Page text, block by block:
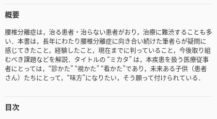
概要
腰椎分離症は，治る患者・治らない患者がおり，治療に難渋することも多
い．本書は，長年にわたり腰椎分離症に向き合い続けた筆者らが疑問に
感じてきたこと，経験したこと，現在までに判っていること，今後取り組
むべき課題などを解説．タイトルの “ミカタ” は，本疾患を扱う医療従事
者にとっては，“診かた” “視かた” “看かた”であり，未来ある子供（患者
さん）たちにとって，“味方”になりたい，そう願って付けられている．
目次